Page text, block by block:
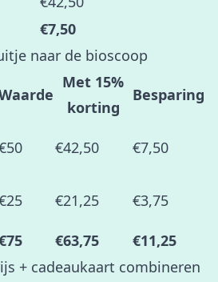
€7,50
naar de bioscoop
Met 15%
korting
Besparing
€42,50 €7,50
€21,25 €3,75
€63,75
€11,25
+ cadeaukaart combineren